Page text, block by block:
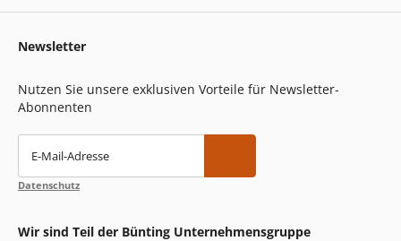
Newsletter
Nutzen Sie unsere exklusiven Vorteile für Newsletter-
Abonnenten
E-Mail-Adresse
Datenschutz
Wir sind Teil der Bünting Unternehmensgruppe